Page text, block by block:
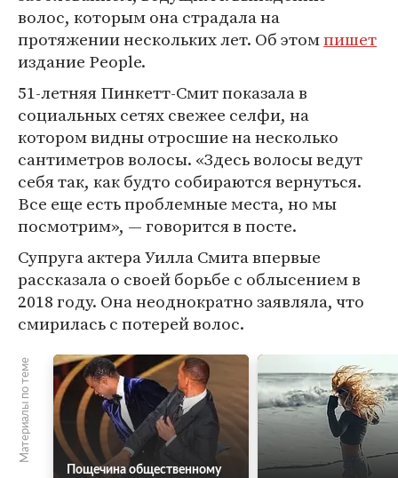
волос, которым она страдала на
протяжении нескольких лет. Об этомпишет
издание People.
51-летняя Пинкетт-Смит показала в
социальных сетях свежее селфи, на
котором видны отросшие на несколько
сантиметров волосы. «Здесь волосы ведут
себя так, как будто собираются вернуться.
Все еще есть проблемные места, но мы
посмотрим», — говорится в посте.
Супруга актера Уилла Смита впервые
рассказала о своей борьбе с облысением в
2018 году. Она неоднократно заявляла, что
смирилась с потерей волос.
Материалы по теме
Пощечина общественному